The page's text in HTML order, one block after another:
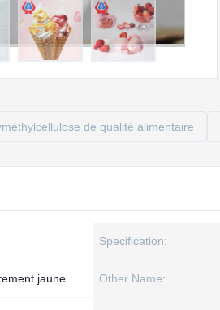
de qualité alimentaire
Specification:
jaune Other Name: